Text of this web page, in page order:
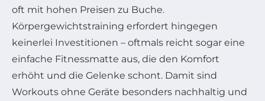
oft mit hohen Preisen zu Buche.
Körpergewichtstraining erfordert hingegen
keinerlei Investitionen – oftmals reicht sogar eine
einfache Fitnessmatte aus, die den Komfort
erhöht und die Gelenke schont. Damit sind
Workouts ohne Geräte besonders nachhaltig und